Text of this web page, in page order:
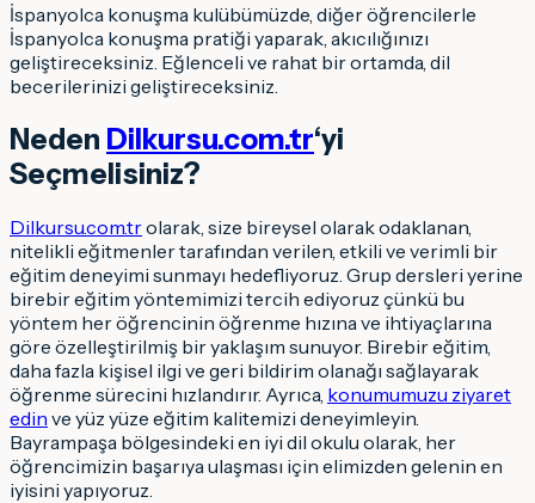
İspanyolca konuşma kulübümüzde, diğer öğrencilerle
İspanyolca konuşma pratiği yaparak, akıcılığınızı
geliştireceksiniz. Eğlenceli ve rahat bir ortamda, dil
becerilerinizi geliştireceksiniz.
Neden Dilkursu.com.tr‘yi
Seçmelisiniz?
Dilkursu.com.trolarak, size bireysel olarak odaklanan,
nitelikli eğitmenler tarafından verilen, etkili ve verimli bir
eğitim deneyimi sunmayı hedefliyoruz. Grup dersleri yerine
birebir eğitim yöntemimizi tercih ediyoruz çünkü bu
yöntem her öğrencinin öğrenme hızına ve ihtiyaçlarına
göre özelleştirilmiş bir yaklaşım sunuyor. Birebir eğitim,
daha fazla kişisel ilgi ve geri bildirim olanağı sağlayarak
öğrenme sürecini hızlandırır. Ayrıca, konumumuzu ziyaret
edin ve yüz yüze eğitim kalitemizi deneyimleyin.
Bayrampaşa bölgesindeki en iyi dil okulu olarak, her
öğrencimizin başarıya ulaşması için elimizden gelenin en
iyisini yapıyoruz.